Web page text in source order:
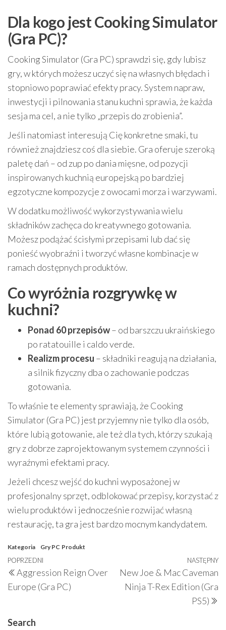
Dla kogo jest Cooking Simulator
(Gra PC)?
Cooking Simulator (Gra PC) sprawdzi się, gdy lubisz
gry, w których możesz uczyć się na własnych błędach i
stopniowo poprawiać efekty pracy. System napraw,
inwestycji i pilnowania stanu kuchni sprawia, że każda
sesja ma cel, a nie tylko „przepis do zrobienia”.
Jeśli natomiast interesują Cię konkretne smaki, tu
również znajdziesz coś dla siebie. Gra oferuje szeroką
paletę dań – od zup po dania mięsne, od pozycji
inspirowanych kuchnią europejską po bardziej
egzotyczne kompozycje z owocami morza i warzywami.
W dodatku możliwość wykorzystywania wielu
składników zachęca do kreatywnego gotowania.
Możesz podążać ścisłymi przepisami lub dać się
ponieść wyobraźni i tworzyć własne kombinacje w
ramach dostępnych produktów.
Co wyróżnia rozgrywkę w
kuchni?
Ponad 60 przepisów– od barszczu ukraińskiego
po ratatouille i caldo verde.
Realizm procesu – składniki reagują na działania,
a silnik fizyczny dba o zachowanie podczas
gotowania.
To właśnie te elementy sprawiają, że Cooking
Simulator (Gra PC) jest przyjemny nie tylko dla osób,
które lubią gotowanie, ale też dla tych, którzy szukają
gry z dobrze zaprojektowanym systemem czynności i
wyraźnymi efektami pracy.
Jeżeli chcesz wejść do kuchni wyposażonej w
profesjonalny sprzęt, odblokować przepisy, korzystać z
wielu produktów i jednocześnie rozwijać własną
restaurację, ta gra jest bardzo mocnym kandydatem.
Kategoria Gry PC Produkt
Nawigacja
wpisu
Poprzedni
wpis
POPRZEDNI
Aggression Reign Over
Europe (Gra PC)
NASTĘPNY
New Joe & Mac Caveman
Ninja T-Rex Edition (Gra
PS5)
Search